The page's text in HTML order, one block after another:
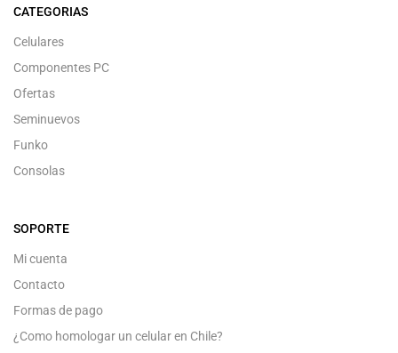
CATEGORIAS
Celulares
Componentes PC
Ofertas
Seminuevos
Funko
Consolas
SOPORTE
Mi cuenta
Contacto
Formas de pago
¿Como homologar un celular en Chile?